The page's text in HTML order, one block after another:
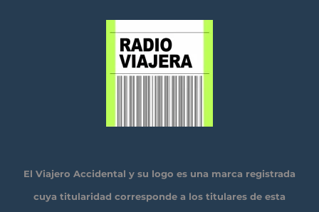
El Viajero Accidental y su logo es una marca registrada
cuya titularidad corresponde a los titulares de esta